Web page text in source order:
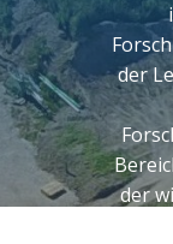
der
der